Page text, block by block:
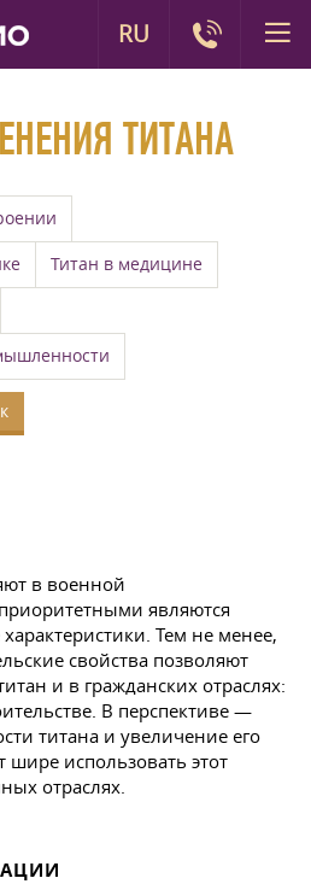
ТИТАНА
Титан в медицине
в военной
являются
Тем не менее,
свойства позволяют
и в гражданских отраслях:
В перспективе —
титана и увеличение его
шире использовать этот
отраслях.
RU